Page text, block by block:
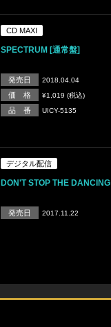
CD MAXI
SPECTRUM [通常盤]
発売日 2018.04.04
価 格 ¥1,019 (税込)
品 番 UICY-5135
デジタル配信
DON'T STOP THE DANCING
発売日 2017.11.22